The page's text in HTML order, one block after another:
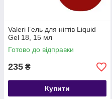
Valeri Гель для нігтів Liquid
Gel 18, 15 мл
Готово до відправки
235 ₴
Купити